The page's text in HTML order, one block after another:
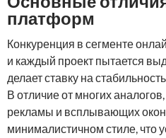
платформ
Конкуренция в сегменте
и каждый проект пытается
делает ставку на
В отличие от многих
рекламы и всплывающих
минималистичном стиле, что